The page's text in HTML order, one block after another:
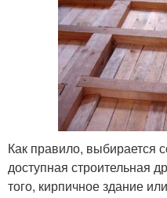
Как правило, выбирается
доступная строительная
того, кирпичное здание